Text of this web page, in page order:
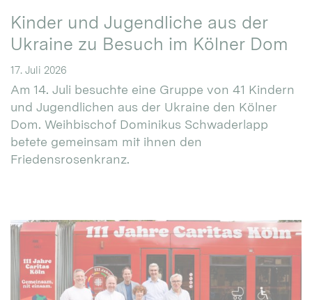
Kinder und Jugendliche aus der
Ukraine zu Besuch im Kölner Dom
17. Juli 2026
Am 14. Juli besuchte eine Gruppe von 41 Kindern
und Jugendlichen aus der Ukraine den Kölner
Dom. Weihbischof Dominikus Schwaderlapp
betete gemeinsam mit ihnen den
Friedensrosenkranz.